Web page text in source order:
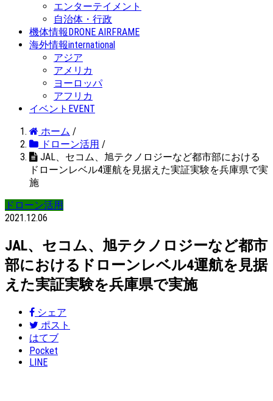
エンターテイメント
自治体・行政
機体情報DRONE AIRFRAME
海外情報international
アジア
アメリカ
ヨーロッパ
アフリカ
イベント EVENT
ホーム /
ドローン活用 /
JAL、セコム、旭テクノロジーなど都市部における
ドローンレベル4運航を見据えた実証実験を兵庫県で実
施
ドローン活用
2021.12.06
JAL、セコム、旭テクノロジーなど都市
部におけるドローンレベル4運航を見据
えた実証実験を兵庫県で実施
シェア
ポスト
はてブ
Pocket
LINE